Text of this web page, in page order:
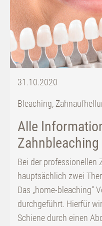
31.10.2020
Bleaching,
Alle
Bei der professionellen
hauptsächlich zwei
Das „home-bleaching“
durchgeführt. Hierfür
Schiene durch einen